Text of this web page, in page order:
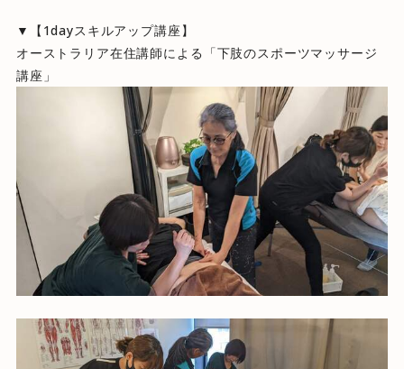
▼【1dayスキルアップ講座】
オーストラリア在住講師による「下肢のスポーツマッサージ
講座」